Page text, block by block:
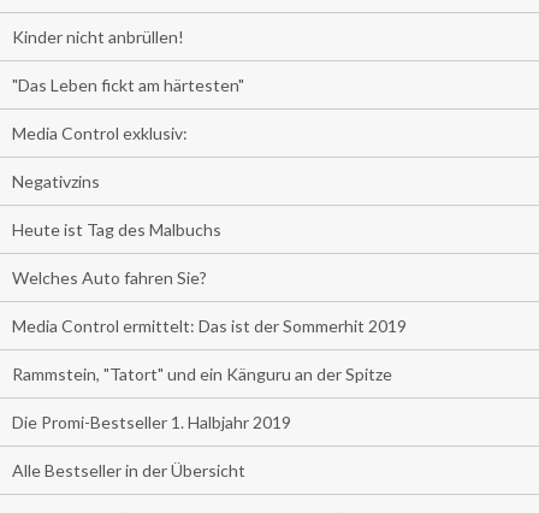
Kinder nicht anbrüllen!
"Das Leben fickt am härtesten"
Media Control exklusiv:
Negativzins
Heute ist Tag des Malbuchs
Welches Auto fahren Sie?
Media Control ermittelt: Das ist der Sommerhit 2019
Rammstein, "Tatort" und ein Känguru an der Spitze
Die Promi-Bestseller 1. Halbjahr 2019
Alle Bestseller in der Übersicht